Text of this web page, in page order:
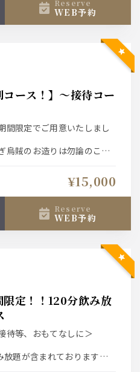
ドUP！】
に！ウイスキーが角に！
お客様におすすめ】
人様50ｇが倍の100ｇに増
いお客様におすすめ】
３貫から倍の６貫に増え
reserve
WEB予約
コース！】～接待コー
間限定でご用意いたしまし
烏賊のお造りは勿論のこ
↓
ドUP！】
に！ウイスキーが角に！
お客様におすすめ】
人様50ｇが倍の100ｇに増
いお客様におすすめ】
３貫から倍の６貫に増え
¥15,000
reserve
WEB予約
限定！！120分飲み放
等、おもてなしに＞
題が含まれております。